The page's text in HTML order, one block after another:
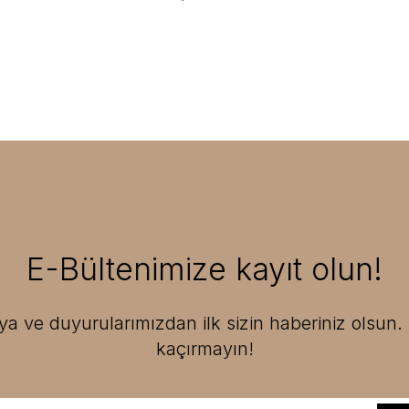
E-Bültenimize kayıt olun!
ve duyurularımızdan ilk sizin haberiniz olsun.
kaçırmayın!